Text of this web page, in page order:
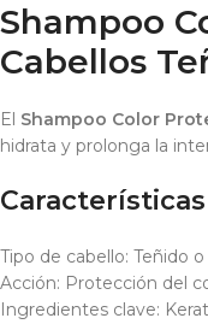
Shampoo
Cabellos
El Shampoo Color
hidrata y prolonga la
Tipo de cabello: Teñido
Acción: Protección del
Ingredientes clave: